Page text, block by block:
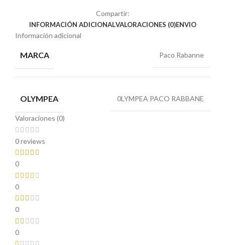
Compartir:
INFORMACIÓN ADICIONALVALORACIONES (0)ENVIO
Información adicional
MARCA Paco Rabanne
OLYMPEA 0LYMPEA PACO RABBANE
Valoraciones (0)
0 reviews
0
0
0
0